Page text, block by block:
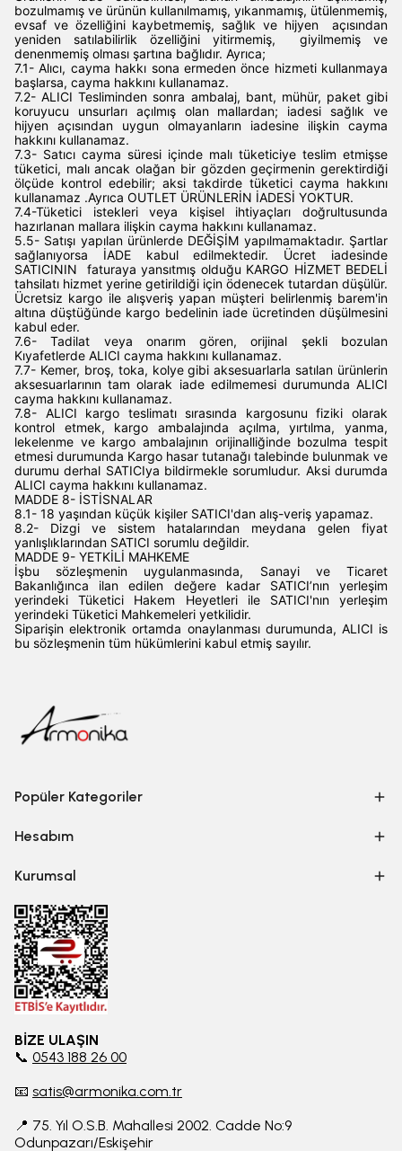
bozulmamış ve ürünün kullanılmamış, yıkanmamış, ütülenmemiş,
evsaf ve özelliğini kaybetmemiş, sağlık ve hijyen açısından
yeniden satılabilirlik özelliğini yitirmemiş, giyilmemiş ve
denenmemiş olması şartına bağlıdır. Ayrıca;
7.1- Alıcı, cayma hakkı sona ermeden önce hizmeti kullanmaya
başlarsa, cayma hakkını kullanamaz.
7.2- ALICI Tesliminden sonra ambalaj, bant, mühür, paket gibi
koruyucu unsurları açılmış olan mallardan; iadesi sağlık ve
hijyen açısından uygun olmayanların iadesine ilişkin cayma
hakkını kullanamaz.
7.3- Satıcı cayma süresi içinde malı tüketiciye teslim etmişse
tüketici, malı ancak olağan bir gözden geçirmenin gerektirdiği
ölçüde kontrol edebilir; aksi takdirde tüketici cayma hakkını
kullanamaz .Ayrıca OUTLET ÜRÜNLERİN İADESİ YOKTUR.
7.4-Tüketici istekleri veya kişisel ihtiyaçları doğrultusunda
hazırlanan mallara ilişkin cayma hakkını kullanamaz.
5.5- Satışı yapılan ürünlerde DEĞİŞİM yapılmamaktadır. Şartlar
sağlanıyorsa İADE kabul edilmektedir. Ücret iadesinde
SATICININ faturaya yansıtmış olduğu KARGO HİZMET BEDELİ
tahsilatı hizmet yerine getirildiği için ödenecek tutardan düşülür.
Ücretsiz kargo ile alışveriş yapan müşteri belirlenmiş barem'in
altına düştüğünde kargo bedelinin iade ücretinden düşülmesini
kabul eder.
7.6- Tadilat veya onarım gören, orijinal şekli bozulan
Kıyafetlerde ALICI cayma hakkını kullanamaz.
7.7- Kemer, broş, toka, kolye gibi aksesuarlarla satılan ürünlerin
aksesuarlarının tam olarak iade edilmemesi durumunda ALICI
cayma hakkını kullanamaz.
7.8- ALICI kargo teslimatı sırasında kargosunu fiziki olarak
kontrol etmek, kargo ambalajında açılma, yırtılma, yanma,
lekelenme ve kargo ambalajının orijinalliğinde bozulma tespit
etmesi durumunda Kargo hasar tutanağı talebinde bulunmak ve
durumu derhal SATICIya bildirmekle sorumludur. Aksi durumda
ALICI cayma hakkını kullanamaz.
MADDE 8- İSTİSNALAR
8.1- 18 yaşından küçük kişiler SATICI'dan alış-veriş yapamaz.
8.2- Dizgi ve sistem hatalarından meydana gelen fiyat
yanlışlıklarından SATICI sorumlu değildir.
MADDE 9- YETKİLİ MAHKEME
İşbu sözleşmenin uygulanmasında, Sanayi ve Ticaret
Bakanlığınca ilan edilen değere kadar SATICI’nın yerleşim
yerindeki Tüketici Hakem Heyetleri ile SATICI'nın yerleşim
yerindeki Tüketici Mahkemeleri yetkilidir.
Siparişin elektronik ortamda onaylanması durumunda, ALICI is
bu sözleşmenin tüm hükümlerini kabul etmiş sayılır.
Popüler Kategoriler
Hesabım
Kurumsal
BİZE ULAŞIN
📞 0543 188 26 00
📧 satis@armonika.com.tr
📍 75. Yıl O.S.B. Mahallesi 2002. Cadde No:9
Odunpazarı/Eskişehir